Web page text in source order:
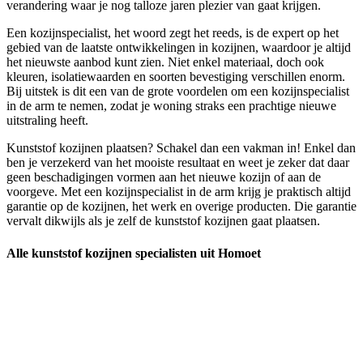
verandering waar je nog talloze jaren plezier van gaat krijgen.
Een kozijnspecialist, het woord zegt het reeds, is de expert op het
gebied van de laatste ontwikkelingen in kozijnen, waardoor je altijd
het nieuwste aanbod kunt zien. Niet enkel materiaal, doch ook
kleuren, isolatiewaarden en soorten bevestiging verschillen enorm.
Bij uitstek is dit een van de grote voordelen om een kozijnspecialist
in de arm te nemen, zodat je woning straks een prachtige nieuwe
uitstraling heeft.
Kunststof kozijnen plaatsen? Schakel dan een vakman in! Enkel dan
ben je verzekerd van het mooiste resultaat en weet je zeker dat daar
geen beschadigingen vormen aan het nieuwe kozijn of aan de
voorgeve. Met een kozijnspecialist in de arm krijg je praktisch altijd
garantie op de kozijnen, het werk en overige producten. Die garantie
vervalt dikwijls als je zelf de kunststof kozijnen gaat plaatsen.
Alle kunststof kozijnen specialisten uit Homoet